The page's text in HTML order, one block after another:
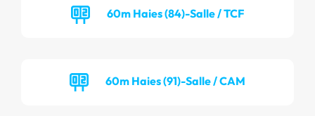
60m Haies (84)-Salle / TCF
60m Haies (91)-Salle / CAM